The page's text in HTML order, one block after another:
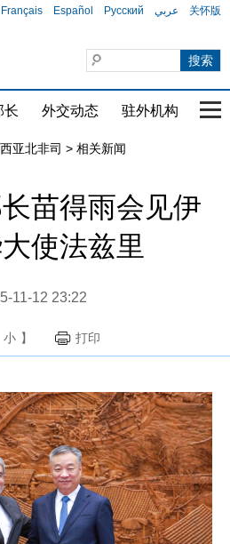
Français Español Русский عربي 关怀版
长 外交动态 驻外机构 国
西亚北非司 > 相关新闻
苗得雨会见伊
使法兹里
11-12 23:22
小 】 打印